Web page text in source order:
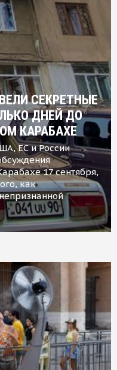
СЕКРЕТНЫЕ
ДНЕЙ ДО
КАРАБАХЕ
ЕС и России
17 сентября,
как